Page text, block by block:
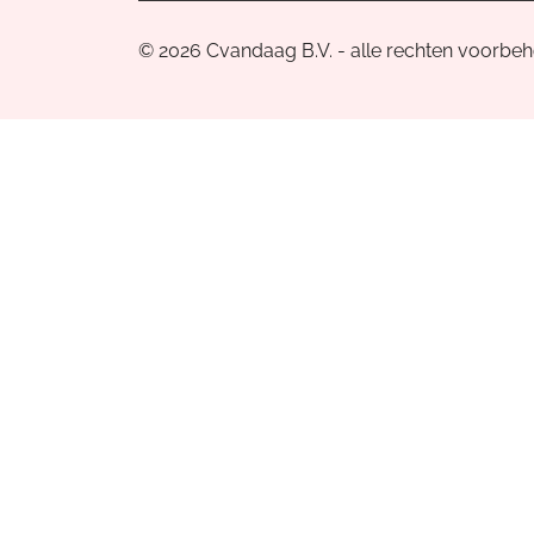
© 2026 Cvandaag B.V. - alle rechten